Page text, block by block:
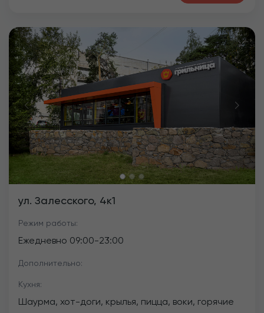
Previous
ул. Залесского, 4к1
Режим работы:
Ежедневно 09:00-23:00
Дополнительно:
Кухня:
Шаурма, хот-доги, крылья, пицца, воки, горячие